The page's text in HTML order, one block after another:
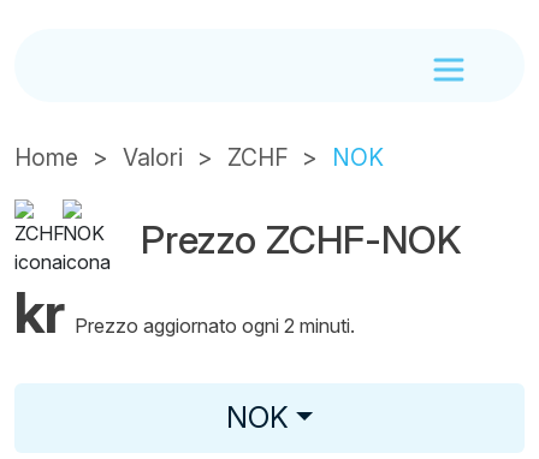
Home Valori ZCHF NOK
Prezzo ZCHF-NOK
kr Prezzo aggiornato ogni 2 minuti.
NOK